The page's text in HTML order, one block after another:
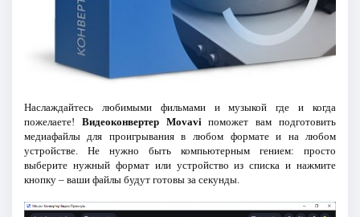
Наслаждайтесь любимыми фильмами и музыкой где и когда
пожелаете! Видеоконвертер Movavi поможет вам подготовить
медиафайлы для проигрывания в любом формате и на любом
устройстве. Не нужно быть компьютерным гением: просто
выберите нужный формат или устройство из списка и нажмите
кнопку – ваши файлы будут готовы за секунды.